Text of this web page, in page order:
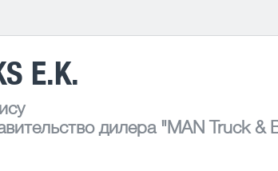
E.K.
дилера"MAN Truck &